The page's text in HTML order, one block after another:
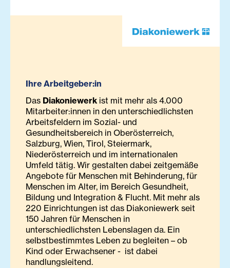
Ihre Arbeitgeber:in
Das Diakoniewerk ist mit mehr als 4.000
Mitarbeiter:innen in den unterschiedlichsten
Arbeitsfeldern im Sozial- und
Gesundheitsbereich in Oberösterreich,
Salzburg, Wien, Tirol, Steiermark,
Niederösterreich und im internationalen
Umfeld tätig. Wir gestalten dabei zeitgemäße
Angebote für Menschen mit Behinderung, für
Menschen im Alter, im Bereich Gesundheit,
Bildung und Integration & Flucht. Mit mehr als
220 Einrichtungen ist das Diakoniewerk seit
150 Jahren für Menschen in
unterschiedlichsten Lebenslagen da. Ein
selbstbestimmtes Leben zu begleiten – ob
Kind oder Erwachsener - ist dabei
handlungsleitend.